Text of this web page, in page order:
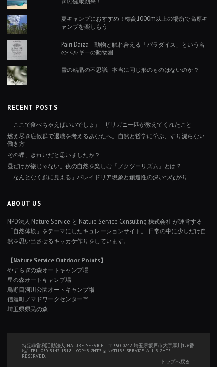
夏キャンプにおすすめ！標高1000m以上の場所で高原キ
ャンプを楽しもう
Pairi Daiza 動物と触れ合える「パラダイス」という名
のベルギーの動物園
雪の結晶の不思議─本当に同じ形のものはないのか？
RECENT POSTS
「ここで食べちゃえばいいでしょ」—ザリガニ一匹が教えてくれたこと
燃え尽き症候群で退職を考えるあなたへ。自然と哲学に学ぶ、すり減らない
働き方
その蝶、きれいだと思いましたか？
昼だけが旅じゃない。夜の自然を楽しむ『ノクツーリズム』とは？
「なんとなく顔に見える」パレイドリア現象と創造性の深いつながり
ABOUT US
NPO法人 Nature Service と Nature Service Consulting 株式会社 が運営する
「自然体験」をテーマにしたキュレーションサイト。 日常の中に少しだけ自
然を思い出させるキッカケ作りをしています。
【Nature Service Outdoor Points】
やすらぎの森オートキャンプ場
星の森オートキャンプ場
鳥野目河川公園オートキャンプ場
信濃町ノマドワークセンター™
埼玉県県民の森
特定非営利活動法人 NATURE SERVICE 〒350-0242 埼玉県坂戸市大字厚川126番
地1 TEL: 050-3142-1518 COPYRIGHTS © NATURE SERVICE. ALL RIGHTS
RESERVED.
トップへ戻る